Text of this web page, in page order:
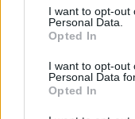
I want to opt-out
Personal Data.
Opted In
I want to opt-out
Personal Data
Opted In
Šiuo metu šalyje